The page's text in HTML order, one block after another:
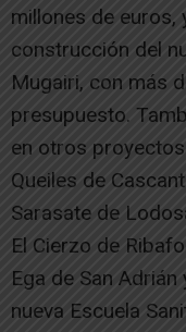
millones de euros,
construcción del
Mugairi, con más
presupuesto.
en otros
Queiles de
Sarasate de
El Cierzo de
Ega de San
nueva Escuela